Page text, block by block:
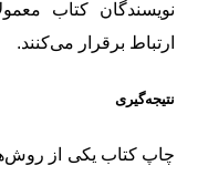
نویسندگان کتاب
ارتباط برقرار می‌کنند.
نتیجه‌گیری
چاپ کتاب یکی از